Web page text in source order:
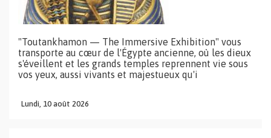
"Toutankhamon — The Immersive Exhibition" vous
transporte au cœur de l'Égypte ancienne, où les dieux
s'éveillent et les grands temples reprennent vie sous
vos yeux, aussi vivants et majestueux qu'i
Lundi, 10 août 2026